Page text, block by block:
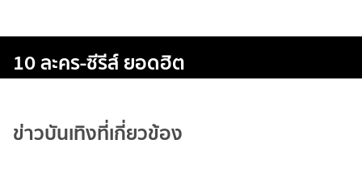
10 ละคร-ซีรีส์ ยอดฮิต
ข่าวบันเทิงที่เกี่ยวข้อง